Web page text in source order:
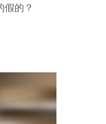
假的？